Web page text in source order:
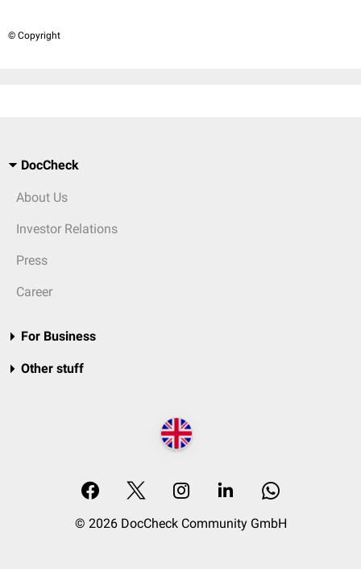
© Copyright
DocCheck
About Us
Investor Relations
Press
Career
For Business
Other stuff
© 2026 DocCheck Community GmbH